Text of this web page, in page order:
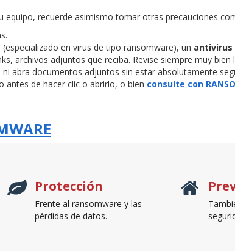
equipo, recuerde asimismo tomar otras precauciones
en virus de tipo ransomware), un antivirus
archivos adjuntos que reciba. Revise siempre muy
ni abra documentos adjuntos sin estar absolutamente
antes de hacer clic o abrirlo, o bien consulte con
Protección
Frente al ransomware y las
pérdidas de datos.